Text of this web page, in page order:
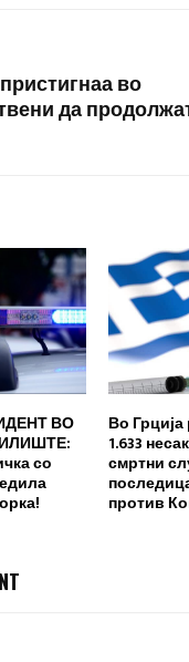
во
да
ВО
со
Во
1.633
смртни
против